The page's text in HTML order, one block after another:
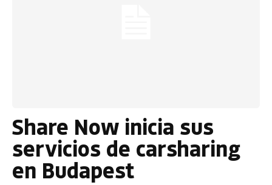
Share Now inicia sus
servicios de carsharing
en Budapest